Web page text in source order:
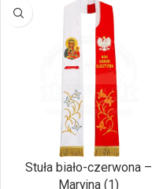
Stuła biało-czerwona –
Maryjna (1)